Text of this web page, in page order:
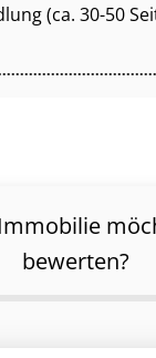
(ca. 30-50
bewerten?